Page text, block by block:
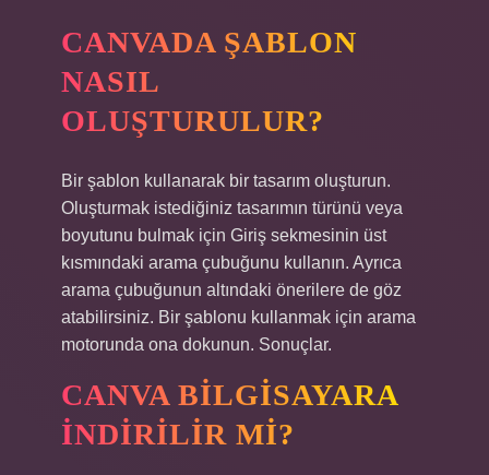
CANVADA ŞABLON
NASIL
OLUŞTURULUR?
Bir şablon kullanarak bir tasarım oluşturun.
Oluşturmak istediğiniz tasarımın türünü veya
boyutunu bulmak için Giriş sekmesinin üst
kısmındaki arama çubuğunu kullanın. Ayrıca
arama çubuğunun altındaki önerilere de göz
atabilirsiniz. Bir şablonu kullanmak için arama
motorunda ona dokunun. Sonuçlar.
CANVA BILGISAYARA
INDIRILIR MI?